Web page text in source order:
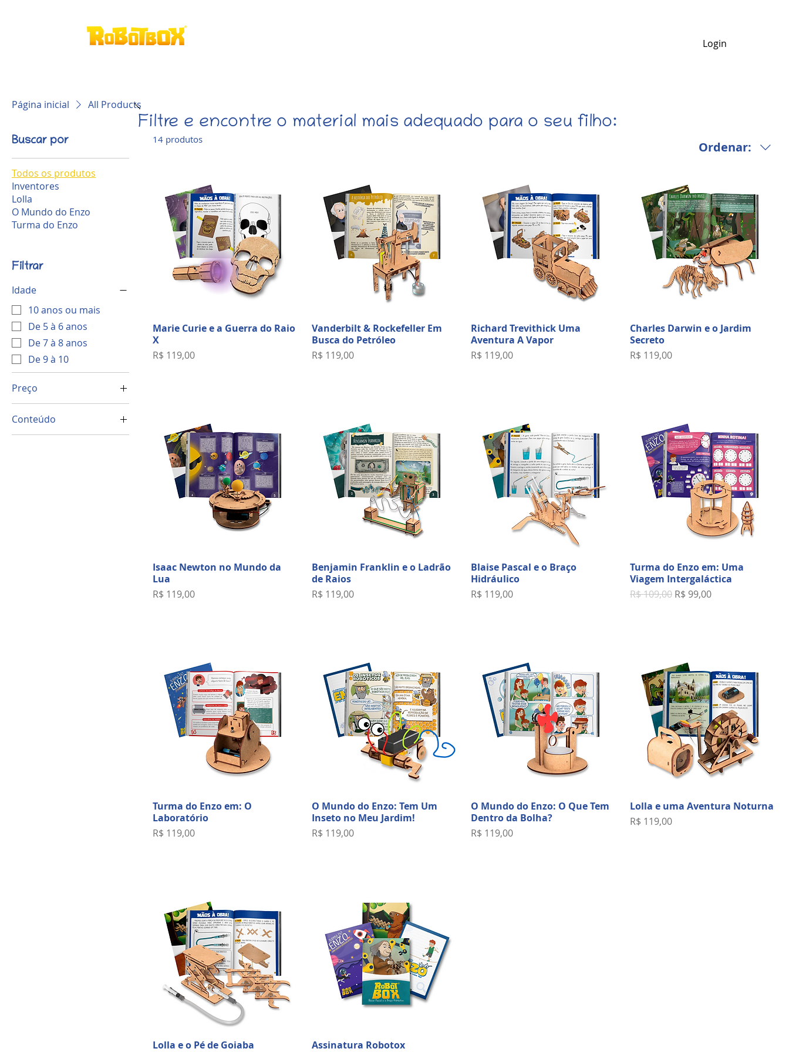
Login
Página inicial All Products
Buscar por
Todos os produtos
Inventores
Lolla
O Mundo do Enzo
Turma do Enzo
Filtrar
Idade
10 anos ou mais
De 5 à 6 anos
De 7 à 8 anos
De 9 à 10
Preço
R$ 99 R$ 119
Conteúdo
Física e Química
14 produtos
Ordenar:
Marie Curie e a Guerra do Raio
X
Preço
R$ 119,00
Vanderbilt & Rockefeller Em
Busca do Petróleo
Preço
R$ 119,00
Richard Trevithick Uma
Aventura A Vapor
Preço
R$ 119,00
Charles Darwin e o Jardim
Secreto
Preço
R$ 119,00
Isaac Newton no Mundo da
Lua
Preço
R$ 119,00
Benjamin Franklin e o Ladrão
de Raios
Preço
R$ 119,00
Blaise Pascal e o Braço
Hidráulico
Preço
R$ 119,00
Turma do Enzo em: Uma
Viagem Intergaláctica
Preço normal
R$ 109,00 Preço promocional
R$ 99,00
Turma do Enzo em: O
Laboratório
Preço
R$ 119,00
O Mundo do Enzo: Tem Um
Inseto no Meu Jardim!
Preço
R$ 119,00
O Mundo do Enzo: O Que Tem
Dentro da Bolha?
Preço
R$ 119,00
Lolla e uma Aventura Noturna
Preço
R$ 119,00
Lolla e o Pé de Goiaba
Assinatura Robotox
Filtre e encontre o material mais adequado para o seu filho: